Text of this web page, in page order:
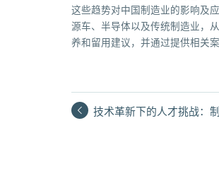
这些趋势对中国制造业的影响及
源车、半导体以及传统制造业，
养和留用建议，并通过提供相关案
技术革新下的人才挑战：